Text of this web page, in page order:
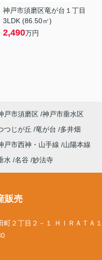
神戸市須磨区竜が台１丁目
3LDK (86.50㎡)
2,490万円
戸市須磨区 神戸市垂水区
つじが丘 竜が台
多井畑
戸市西神・山手線
山陽本線
水 名谷 妙法寺
販売
町２丁目２－１ ＨＩＲＡＴＡ